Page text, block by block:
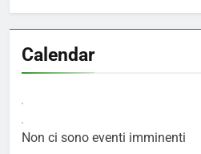
Calendar
Non ci sono eventi imminenti